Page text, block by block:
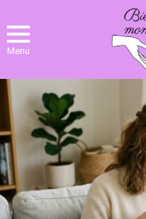
Menu
NOS
DERNIERS
ARTICLES